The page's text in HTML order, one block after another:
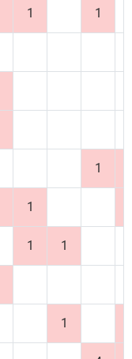
1 1
1
1
1 1
1